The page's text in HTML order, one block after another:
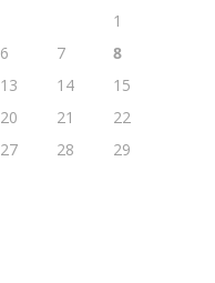
1
6 7
8
13 14
15
20 21
22
27 28
29